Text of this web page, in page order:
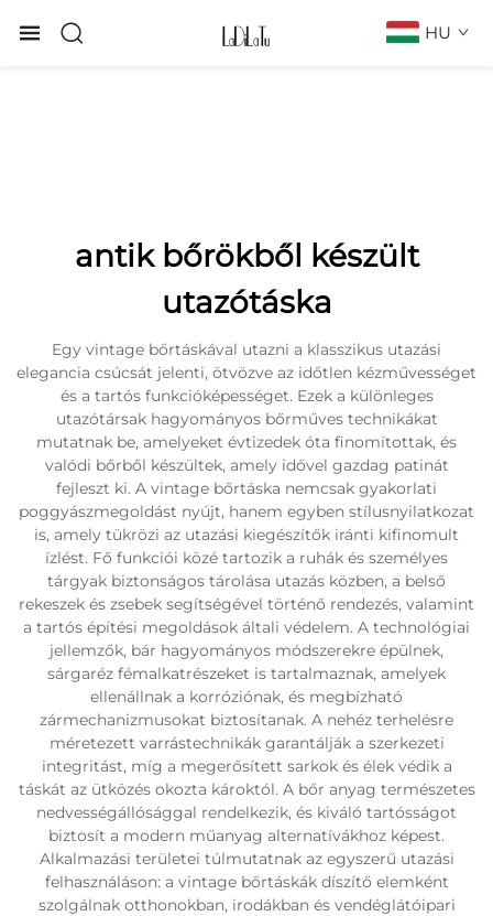
HU
antik bőrökből készült
utazótáska
Egy vintage bőrtáskával utazni a klasszikus utazási
elegancia csúcsát jelenti, ötvözve az időtlen kézművességet
és a tartós funkcióképességet. Ezek a különleges
utazótársak hagyományos bőrműves technikákat
mutatnak be, amelyeket évtizedek óta finomítottak, és
valódi bőrből készültek, amely idővel gazdag patinát
fejleszt ki. A vintage bőrtáska nemcsak gyakorlati
poggyászmegoldást nyújt, hanem egyben stílusnyilatkozat
is, amely tükrözi az utazási kiegészítők iránti kifinomult
ízlést. Fő funkciói közé tartozik a ruhák és személyes
tárgyak biztonságos tárolása utazás közben, a belső
rekeszek és zsebek segítségével történő rendezés, valamint
a tartós építési megoldások általi védelem. A technológiai
jellemzők, bár hagyományos módszerekre épülnek,
sárgaréz fémalkatrészeket is tartalmaznak, amelyek
ellenállnak a korróziónak, és megbízható
zármechanizmusokat biztosítanak. A nehéz terhelésre
méretezett varrástechnikák garantálják a szerkezeti
integritást, míg a megerősített sarkok és élek védik a
táskát az ütközés okozta károktól. A bőr anyag természetes
nedvességállósággal rendelkezik, és kiváló tartósságot
biztosít a modern műanyag alternatívákhoz képest.
Alkalmazási területei túlmutatnak az egyszerű utazási
felhasználáson: a vintage bőrtáskák díszítő elemként
szolgálnak otthonokban, irodákban és vendéglátóipari